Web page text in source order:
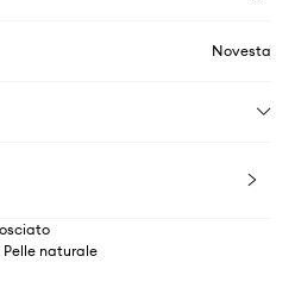
Novesta
naturale